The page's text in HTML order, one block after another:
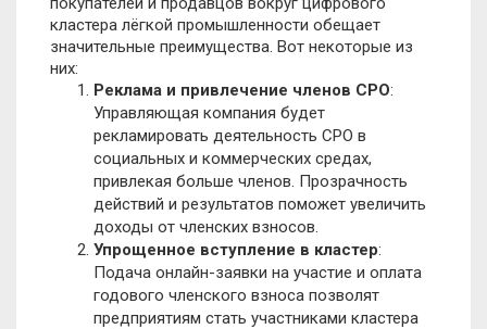
кластера лёгкой промышленности обещает
значительные преимущества. Вот некоторые из
них:
Реклама и привлечение членов СРО:
Управляющая компания будет
рекламировать деятельность СРО в
социальных и коммерческих средах,
привлекая больше членов. Прозрачность
действий и результатов поможет увеличить
доходы от членских взносов.
Упрощенное вступление в кластер:
Подача онлайн-заявки на участие и оплата
годового членского взноса позволят
предприятиям стать участниками кластера